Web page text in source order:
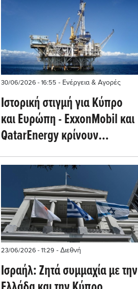
30/06/2026 - 16:55 - Ενέργεια & Αγορές
Ιστορική στιγμή για Κύπρο
και Ευρώπη - ExxonMobil και
QatarEnergy κρίνουν
«εμπορεύσιμα» κοιτάσματα
αερίου
23/06/2026 - 11:29 - Διεθνή
Ισραήλ: Ζητά συμμαχία με την